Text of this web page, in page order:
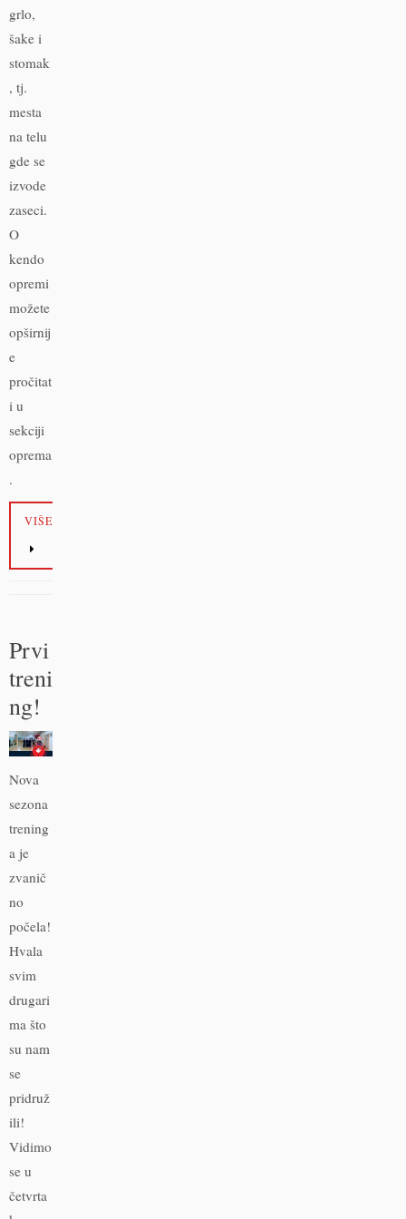
grlo,
šake i
stomak
, tj.
mesta
na telu
gde se
izvode
zaseci.
O
kendo
opremi
možete
opširnij
e
pročitat
i u
sekciji
oprema
.
VIŠE
Prvi
treni
ng!
Nova
sezona
trening
a je
zvanič
no
počela!
Hvala
svim
drugari
ma što
su nam
se
pridruž
ili!
Vidimo
se u
četvrta